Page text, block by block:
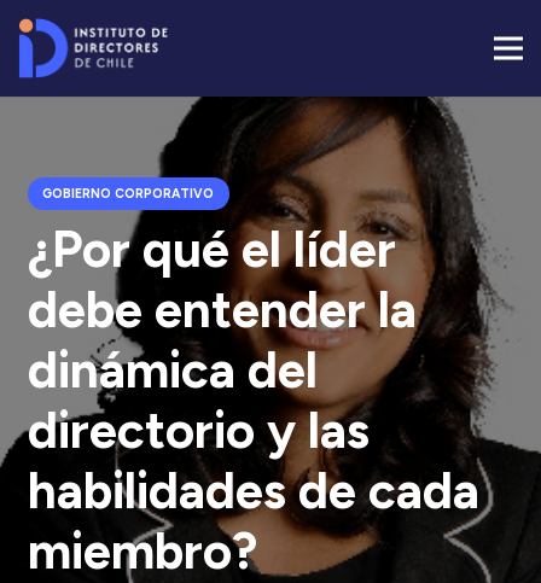
GOBIERNO CORPORATIVO
¿Por qué el líder
debe entender la
dinámica del
directorio y las
habilidades de cada
miembro?